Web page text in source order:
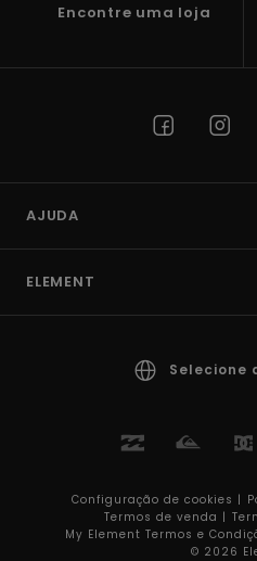
Encontre uma loja
AJUDA
ELEMENT
Selecione
Configuração de cookies |
Termos de venda |
My Element Termos e
© 2026